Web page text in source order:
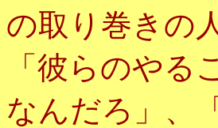
の取り巻きの
「彼らのや
なんだろ」、